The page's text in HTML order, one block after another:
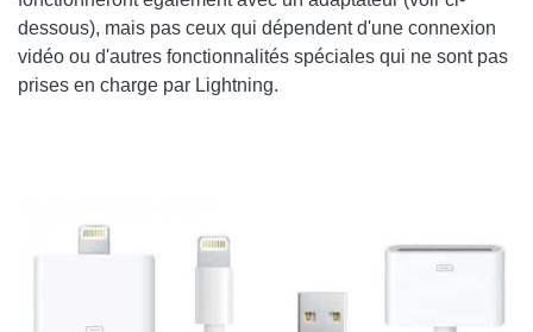
dessous), mais pas ceux qui dépendent d'une connexion
vidéo ou d'autres fonctionnalités spéciales qui ne sont pas
prises en charge par Lightning.